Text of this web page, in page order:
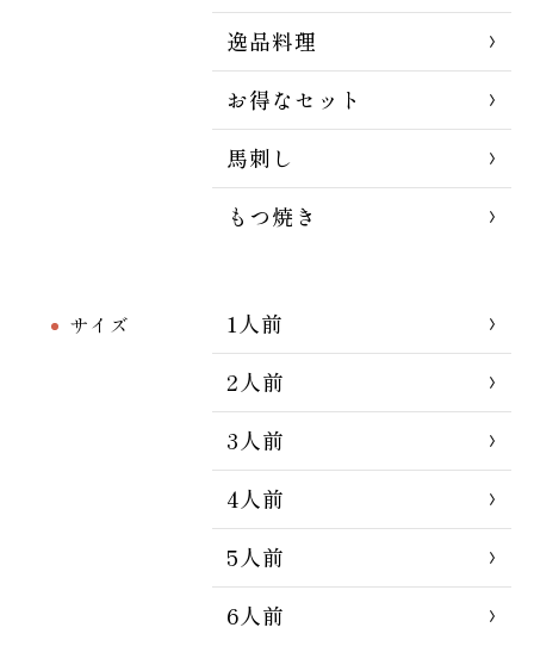
逸品料理
お得なセット
馬刺し
もつ焼き
サイズ
1人前
2人前
3人前
4人前
5人前
6人前